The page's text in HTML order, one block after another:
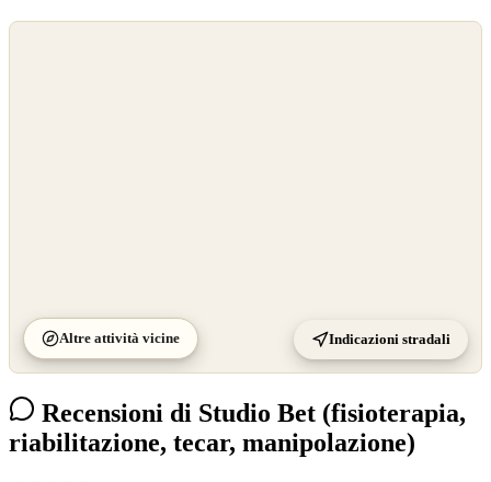
Altre attività vicine Indicazioni stradali
Recensioni di Studio Bet (fisioterapia,
riabilitazione, tecar, manipolazione)